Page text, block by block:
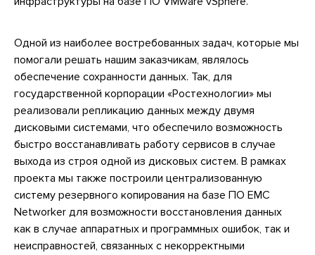
Одной из наиболее востребованных задач, которые мы
помогали решать нашим заказчикам, являлось
обеспечение сохранности данных. Так, для
государственной корпорации «Ростехнологии» мы
реализовали репликацию данных между двумя
дисковыми системами, что обеспечило возможность
быстро восстанавливать работу сервисов в случае
выхода из строя одной из дисковых систем. В рамках
проекта мы также построили централизованную
систему резервного копирования на базе ПО EMC
Networker для возможности восстановления данных
как в случае аппаратных и программных ошибок, так и
неисправностей, связанных с некорректными